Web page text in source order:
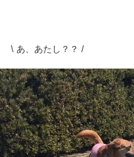
\ あ、あたし？？ /